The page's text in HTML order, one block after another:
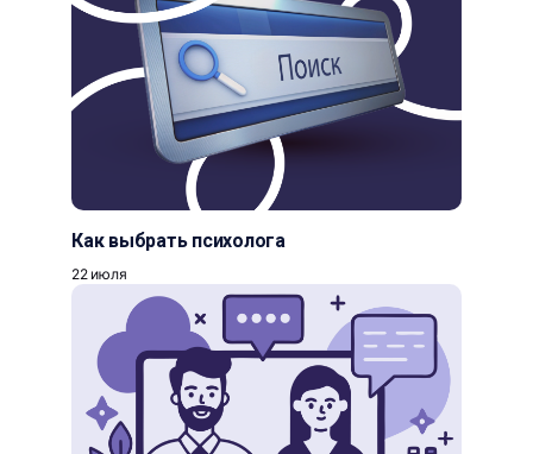
Как выбрать психолога
22 июля